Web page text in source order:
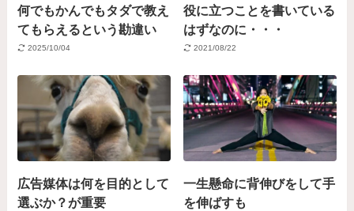
何でもかんでもタダで教え
てもらえるという勘違い
2025/10/04
役に立つことを書いている
はずなのに・・・
2021/08/22
広告媒体は何を目的として
選ぶか？が重要
一生懸命に背伸びをして手
を伸ばすも